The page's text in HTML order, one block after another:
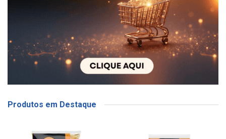
Produtos em Destaque